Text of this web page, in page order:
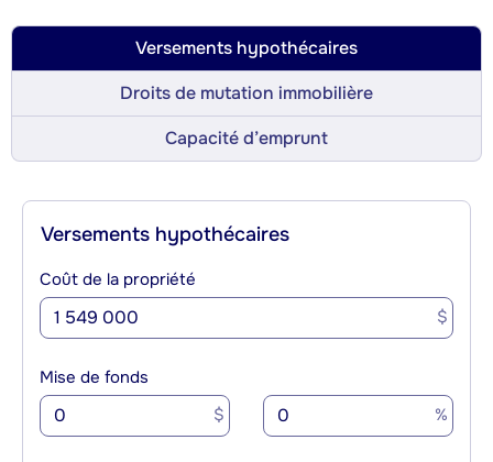
Versements hypothécaires
Droits de mutation immobilière
Capacité d’emprunt
Versements hypothécaires
Coût de la propriété
$
Mise de fonds
$ %